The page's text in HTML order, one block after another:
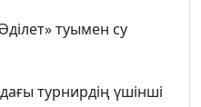
туымен су
турнирдің үшінші